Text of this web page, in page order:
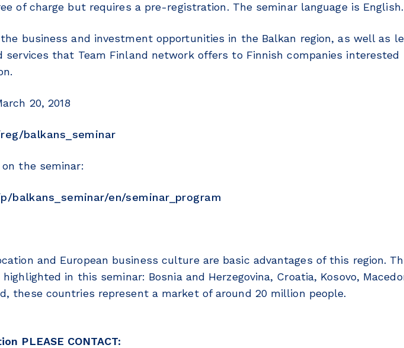
of charge but requires a pre-registration. The seminar language is English.
business and investment opportunities in the Balkan region, as well as
services that Team Finland network offers to Finnish companies interested
20, 2018
balkans_seminar
the seminar:
balkans_seminar/en/seminar_program
and European business culture are basic advantages of this region.
in this seminar: Bosnia and Herzegovina, Croatia, Kosovo,
these countries represent a market of around 20 million people.
PLEASE CONTACT: